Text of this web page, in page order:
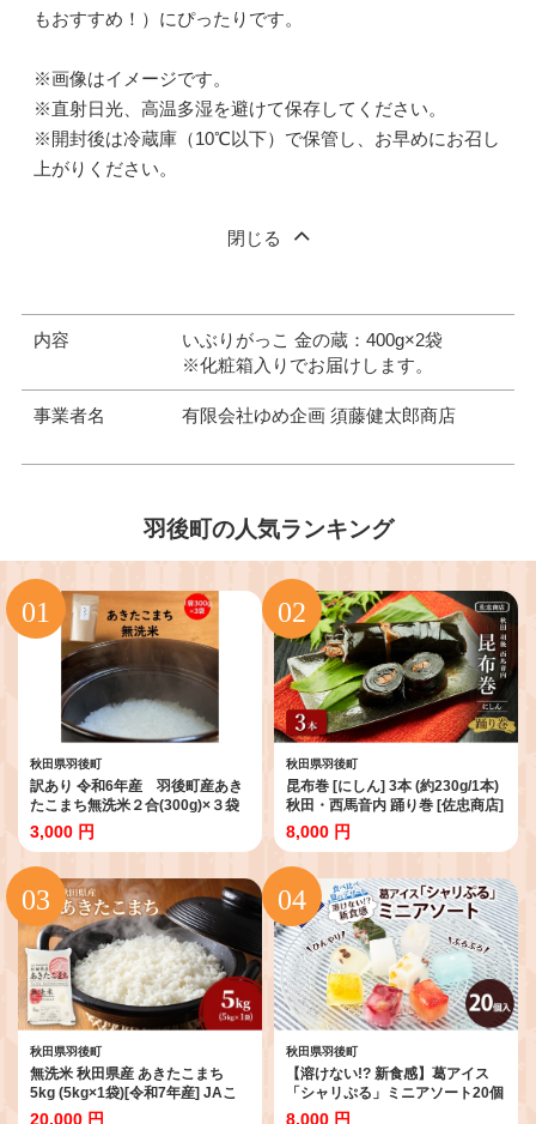
もおすすめ！）にぴったりです。
※画像はイメージです。
※直射日光、高温多湿を避けて保存してください。
※開封後は冷蔵庫（10℃以下）で保管し、お早めにお召し
上がりください。
閉じる
内容
いぶりがっこ 金の蔵：400g×2袋
※化粧箱入りでお届けします。
事業者名 有限会社ゆめ企画 須藤健太郎商店
羽後町の人気ランキング
秋田県羽後町
訳あり 令和6年産 羽後町産あき
たこまち無洗米２合(300g)×３袋
【米 お米 白米 精米 新米 あきたこ
まち アキタコマチ 美味しい 秋田
羽後 】
3,000 円
秋田県羽後町
昆布巻 [にしん] 3本 (約230g/1本)
秋田・西馬音内 踊り巻 [佐忠商店]
【 昆布 昆布巻き こんぶ ニシン に
しん 鰊 惣菜 手造り 伝統 秘伝のた
れ 秋田 羽後 】
8,000 円
秋田県羽後町
無洗米 秋田県産 あきたこまち
5kg (5kg×1袋)[令和7年産] JAこ
まち【 米 お米 白米 ご飯 お弁当
20,000 円
秋田県羽後町
【溶けない!? 新食感】葛アイス
「シャリぷる」ミニアソート20個
入 ひんやり、ぷるぷる、食べ比べ
8,000 円